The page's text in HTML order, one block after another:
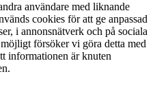
användare med liknande
cookies för att ge anpassad
i annonsnätverk och på sociala
försöker vi göra detta med
informationen är knuten